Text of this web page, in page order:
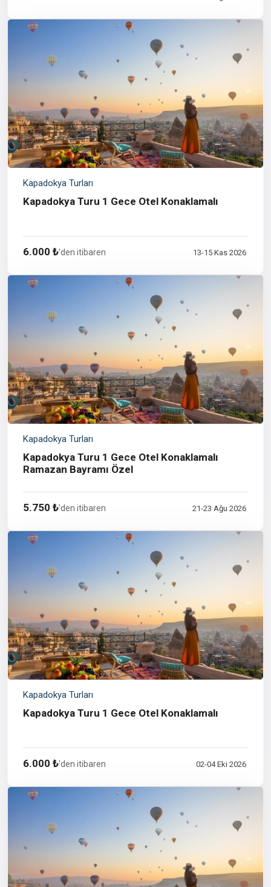
Kapadokya Turları
Kapadokya Turu 1 Gece Otel Konaklamalı
6.000 ₺'den itibaren 13-15 Kas 2026
Kapadokya Turları
Kapadokya Turu 1 Gece Otel Konaklamalı
Ramazan Bayramı Özel
5.750 ₺'den itibaren 21-23 Ağu 2026
Kapadokya Turları
Kapadokya Turu 1 Gece Otel Konaklamalı
6.000 ₺'den itibaren 02-04 Eki 2026